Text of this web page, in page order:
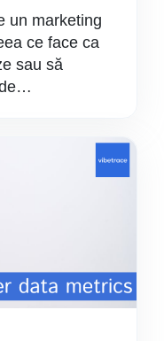
un marketing
ce face ca
sau să